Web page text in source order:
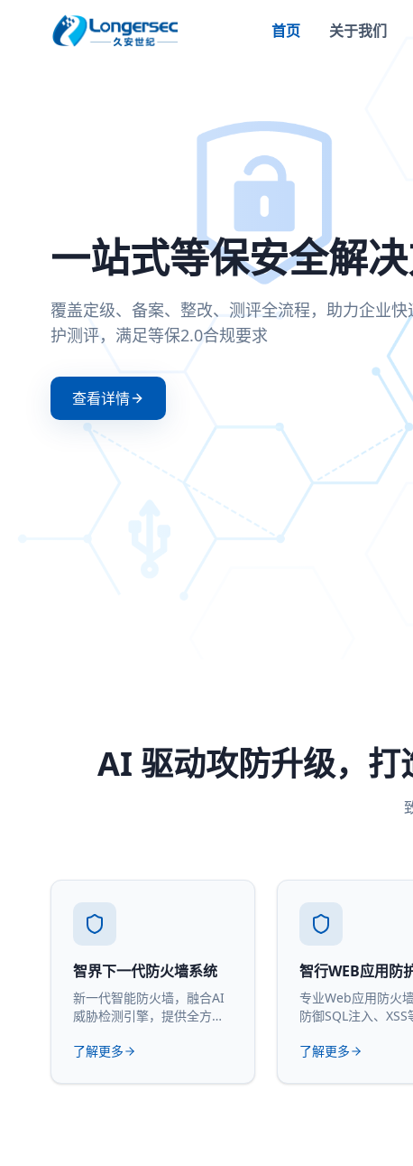
首页 关于我们
一站式等保安全解
覆盖定级、备案、整改、测评全流程，助力企
护测评，满足等保2.0合规要求
查看详情
密评合规改造方案
全面支持国密SM2/SM3/SM4算法，满足密评合
可信、可控、可审计
查看详情
两高一弱安全解决
聚焦高危漏洞、高危端口和弱口令治理，构建
防护体系
查看详情
零信任安全接入解
基于零信任架构实现身份验证与动态授权，确
证和持续评估
查看详情
AI 驱动攻防升级，
智界下一代防火墙系统
新一代智能防火墙，融合AI
威胁检测引擎，提供全方位
了解更多
智行WEB应用防
专业Web应用防火
防御SQL注入、XSS
了解更多